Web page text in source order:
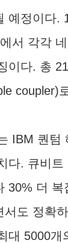
예정이다.
서 각각
이다. 총
coupler)
IBM 퀀텀
다. 큐비트
30% 더 복
서도 정확
대 5000개